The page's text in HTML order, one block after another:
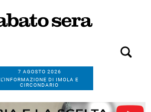
7 AGOSTO 2026
L’INFORMAZIONE DI IMOLA E
CIRCONDARIO